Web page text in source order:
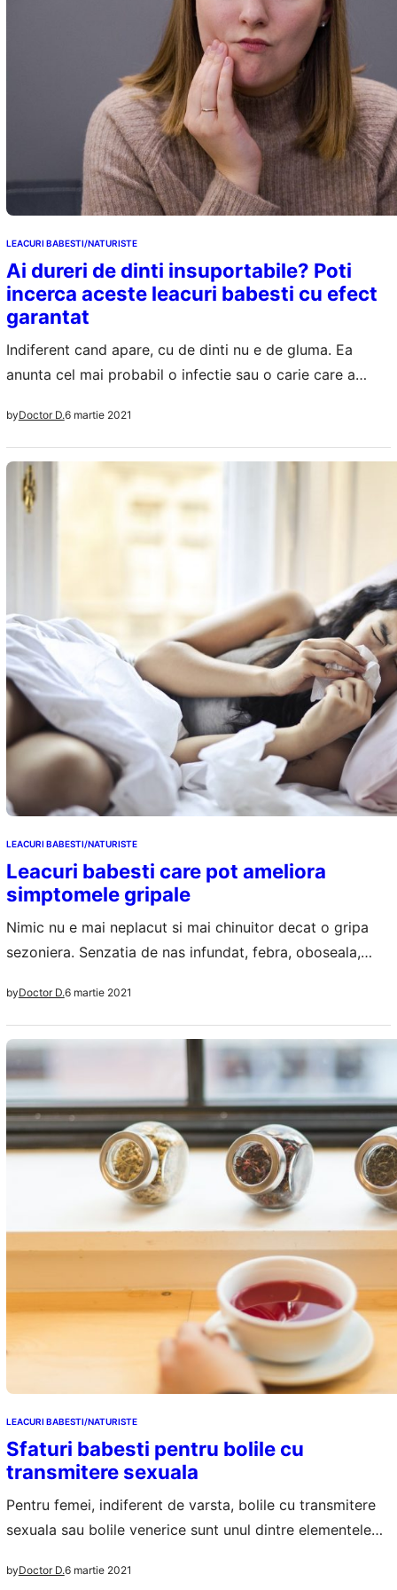
LEACURI BABESTI/NATURISTE
Ai dureri de dinti insuportabile? Poti
incerca aceste leacuri babesti cu efect
garantat
Indiferent cand apare, cu de dinti nu e de gluma. Ea
anunta cel mai probabil o infectie sau o carie care a
lucrare dentara care nu mai este atat de stabila si are
nevoie de interventie urgenta. Durerile de dinti sunt
insuportabile si…
byDoctor D.6 martie 2021
LEACURI BABESTI/NATURISTE
Leacuri babesti care pot ameliora
simptomele gripale
Nimic nu e mai neplacut si mai chinuitor decat o gripa
sezoniera. Senzatia de nas infundat, febra, oboseala,
explodeze, dar si durerile musculare si de gat, toate pot
sa iti transforme fiecare zi intr-un cosmar. Din fericire
poti trata simplu gripa cu la indemana, foarte simplu
de…
byDoctor D.6 martie 2021
LEACURI BABESTI/NATURISTE
Sfaturi babesti pentru bolile cu
transmitere sexuala
Pentru femei, indiferent de varsta, bolile cu transmitere
sexuala sau bolile venerice sunt unul dintre elementele
trata doar dupa o diagnosticare in cabinetul ginecologic,
byDoctor D.6 martie 2021